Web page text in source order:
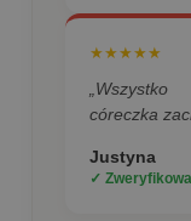
★★★★★
córeczka
Justyna
✓